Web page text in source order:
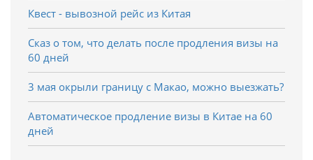
Квест - вывозной рейс из Китая
Сказ о том, что делать после продления визы на
60 дней
3 мая окрыли границу с Макао, можно выезжать?
Автоматическое продление визы в Китае на 60
дней